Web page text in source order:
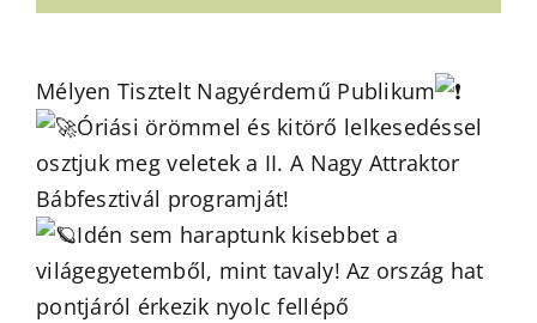
Mélyen Tisztelt Nagyérdemű Publikum
Óriási örömmel és kitörő lelkesedéssel
osztjuk meg veletek a II. A Nagy Attraktor
Bábfesztivál programját!
Idén sem haraptunk kisebbet a
világegyetemből, mint tavaly! Az ország hat
pontjáról érkezik nyolc fellépő